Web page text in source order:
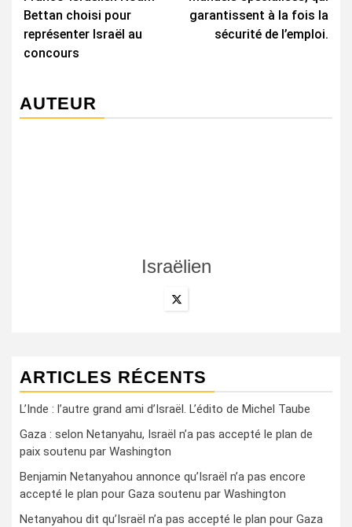
Bettan choisi pour
représenter Israël au
concours
garantissent à la fois la
sécurité de l’emploi.
AUTEUR
Israëlien
ARTICLES RÉCENTS
L’Inde : l’autre grand ami d’Israël. L’édito de Michel Taube
Gaza : selon Netanyahu, Israël n’a pas accepté le plan de
paix soutenu par Washington
Benjamin Netanyahou annonce qu’Israël n’a pas encore
accepté le plan pour Gaza soutenu par Washington
Netanyahou dit qu’Israël n’a pas accepté le plan pour Gaza